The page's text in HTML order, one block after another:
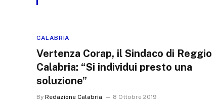
CALABRIA
Vertenza Corap, il Sindaco di Reggio
Calabria: “Si individui presto una
soluzione”
By Redazione Calabria 8 Ottobre 2019